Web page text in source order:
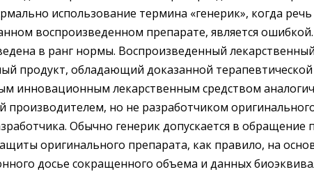
использование термина «генерик», когда
воспроизведенном препарате, является
в ранг нормы. Воспроизведенный
продукт, обладающий доказанной
инновационным лекарственным средством
производителем, но не разработчиком
Обычно генерик допускается в обращение
оригинального препарата, как правило, на
досье сокращенного объема и данных